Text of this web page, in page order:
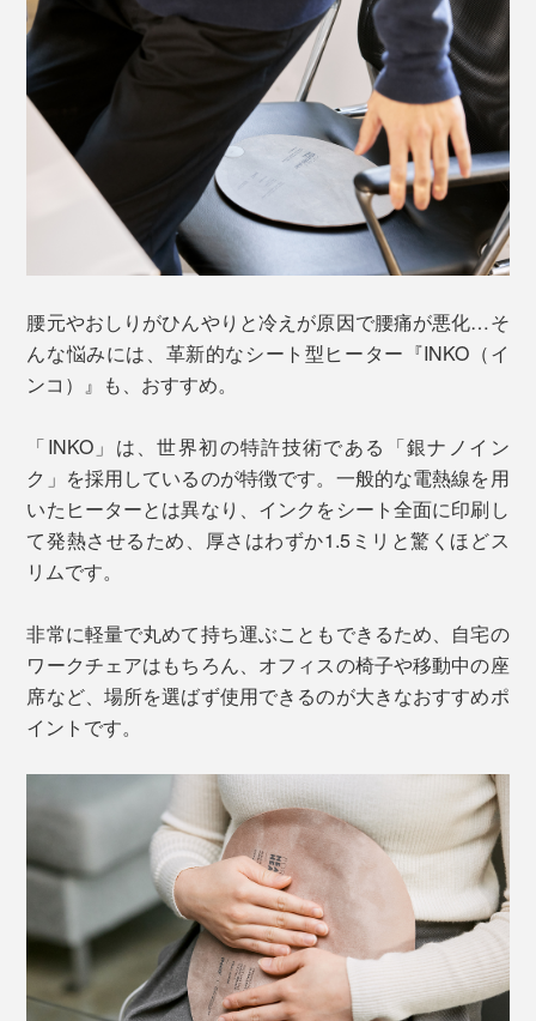
腰元やおしりがひんやりと冷えが原因で腰痛が悪化…そ
んな悩みには、革新的なシート型ヒーター『INKO（イ
ンコ）』も、おすすめ。
「INKO」は、世界初の特許技術である「銀ナノイン
ク」を採用しているのが特徴です。一般的な電熱線を用
いたヒーターとは異なり、インクをシート全面に印刷し
て発熱させるため、厚さはわずか1.5ミリと驚くほどス
リムです。
非常に軽量で丸めて持ち運ぶこともできるため、自宅の
ワークチェアはもちろん、オフィスの椅子や移動中の座
席など、場所を選ばず使用できるのが大きなおすすめポ
イントです。